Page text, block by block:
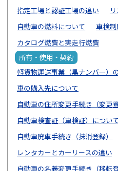
指定工場と認証工場の違い
自動車の燃料について
車検
カタログ燃費と実走行燃費
所有・使用・契約
軽貨物運送事業（黒ナンバー）
車の購入先について
自動車の住所変更手続き（変更登
自動車検査証（車検証）について
自動車廃車手続き（抹消登録）
レンタカーとカーリースの違い
自動車の名義変更手続き（移転登